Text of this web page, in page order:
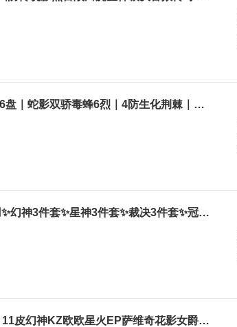
【不可排位】☢️炼狱泡泡象+炼狱音效6盘｜蛇影双骄毒蜂6烈｜4防生化荆棘｜手斧镜｜生化猎手全皮肤｜幻神对讲减速雷
【可排位】传说星骇✨妮妮✨炽芒蝶刃✨幻神3件套✨星神3件套✨裁决3件套✨冠军之薇✨幻神KZ✨幻神EP✨冠军之虎
【可排位】极品【四防角色x10妮妮】11皮幻神KZ欧欧星火EP萨维奇花影女爵天戎幻影6烈盘泡泡象蝴蝶刃国王鬃狮